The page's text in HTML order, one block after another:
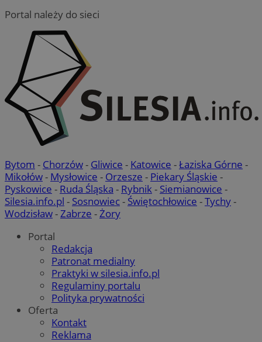
Portal należy do sieci
Bytom - Chorzów- Gliwice - Katowice -Łaziska Górne -
Mikołów- Mysłowice - Orzesze - Piekary Śląskie -
Pyskowice - Ruda Śląska - Rybnik- Siemianowice -
Silesia.info.pl - Sosnowiec- Świętochłowice -Tychy-
Wodzisław-Zabrze -Żory
Portal
Redakcja
Patronat medialny
Praktyki w silesia.info.pl
Regulaminy portalu
Polityka prywatności
Oferta
Kontakt
Reklama